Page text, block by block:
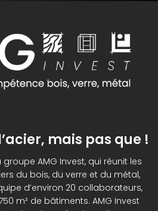
mais pas que !
AMG Invest, qui réunit les
du bois, du verre et du métal,
d’environ 20 collaborateurs,
m² de bâtiments. AMG Invest